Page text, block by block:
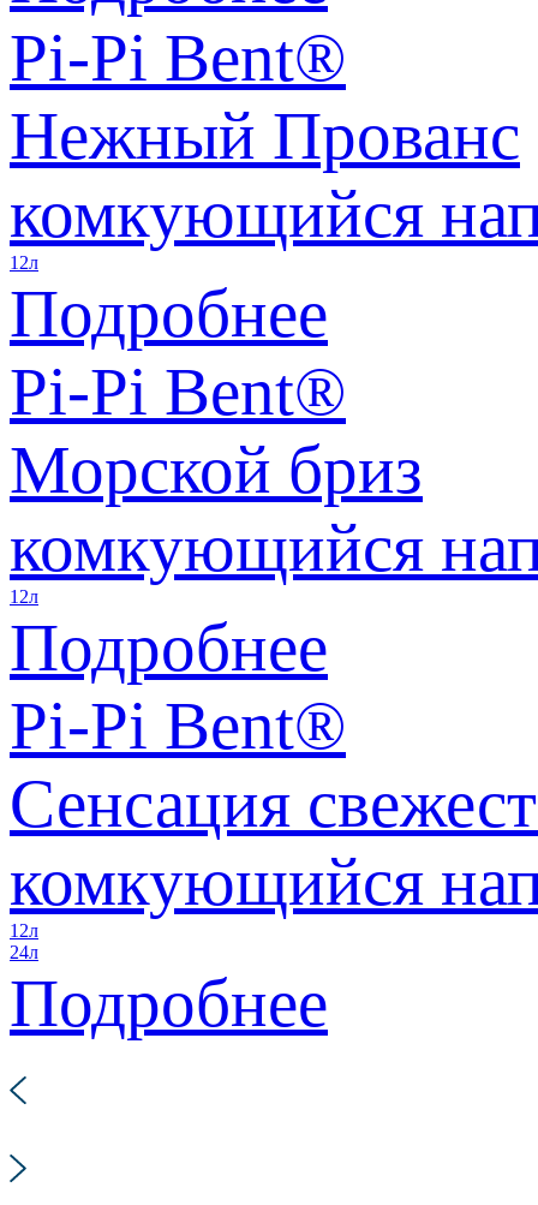
Pi-Pi Bent®
Нежный Прованс
комкующийся
12л
Подробнее
Pi-Pi Bent®
Морской бриз
комкующийся
12л
Подробнее
Pi-Pi Bent®
Сенсация
комкующийся
12л
24л
Подробнее